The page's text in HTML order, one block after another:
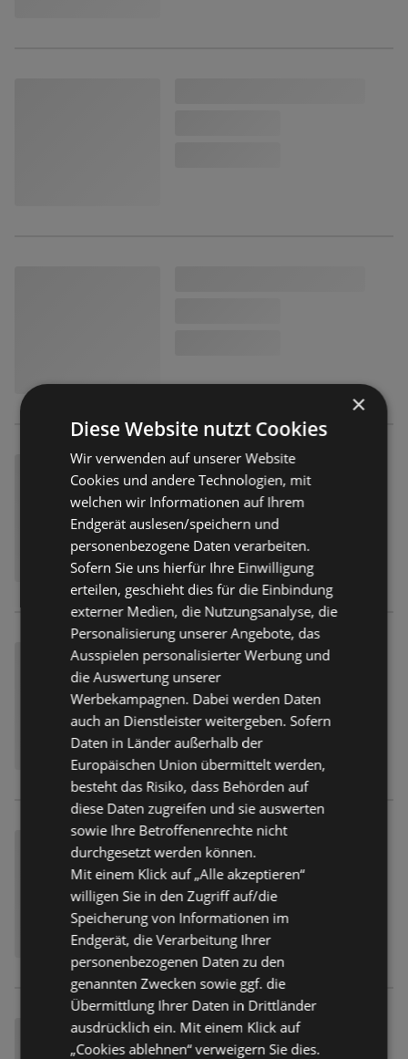
×
Diese Website nutzt Cookies
Wir verwenden auf unserer Website
Cookies und andere Technologien, mit
welchen wir Informationen auf Ihrem
Endgerät auslesen/speichern und
personenbezogene Daten verarbeiten.
Sofern Sie uns hierfür Ihre Einwilligung
erteilen, geschieht dies für die Einbindung
externer Medien, die Nutzungsanalyse, die
Personalisierung unserer Angebote, das
Ausspielen personalisierter Werbung und
die Auswertung unserer
Werbekampagnen. Dabei werden Daten
auch an Dienstleister weitergeben. Sofern
Daten in Länder außerhalb der
Europäischen Union übermittelt werden,
besteht das Risiko, dass Behörden auf
diese Daten zugreifen und sie auswerten
sowie Ihre Betroffenenrechte nicht
durchgesetzt werden können.
Mit einem Klick auf „Alle akzeptieren“
willigen Sie in den Zugriff auf/die
Speicherung von Informationen im
Endgerät, die Verarbeitung Ihrer
personenbezogenen Daten zu den
genannten Zwecken sowie ggf. die
Übermittlung Ihrer Daten in Drittländer
ausdrücklich ein. Mit einem Klick auf
„Cookies ablehnen“ verweigern Sie dies.